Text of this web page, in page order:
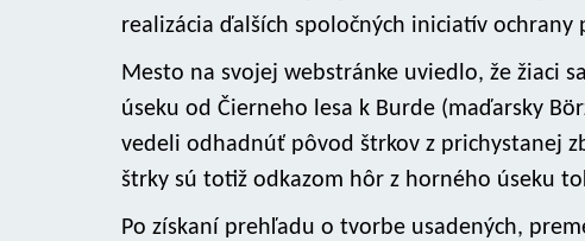
realizácia ďalších spoločných iniciatív ochrany
Mesto na svojej webstránke uviedlo, že žiaci
úseku od Čierneho lesa k Burde (maďarsky
vedeli odhadnúť pôvod štrkov z prichystanej
štrky sú totiž odkazom hôr z horného úseku
Po získaní prehľadu o tvorbe usadených,